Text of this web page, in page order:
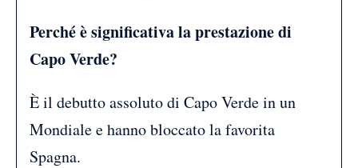
Perché è significativa la prestazione di
Capo Verde?
È il debutto assoluto di Capo Verde in un
Mondiale e hanno bloccato la favorita
Spagna.